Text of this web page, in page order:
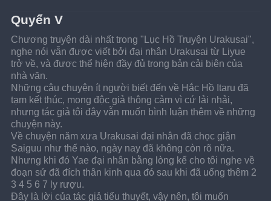
Quyển V
Chương truyện dài nhất trong "Lục Hồ Truyện Urakusai",
nghe nói vẫn được viết bởi đại nhân Urakusai từ Liyue
trở về, và được thể hiện đầy đủ trong bản cải biên của
nhà văn.
Những câu chuyện ít người biết đến về Hắc Hồ Itaru đã
tạm kết thúc, mong độc giả thông cảm vì cứ lải nhải,
nhưng tác giả tôi đây vẫn muốn bình luận thêm về những
chuyện này.
Về chuyện năm xưa Urakusai đại nhân đã chọc giận
Saiguu như thế nào, ngày nay đã không còn rõ nữa.
Nhưng khi đó Yae đại nhân bằng lòng kể cho tôi nghe về
đoạn sử đã đích thân kinh qua đó sau khi đã uống thêm 2
3 4 5 6 7 ly rượu.
Đây là lời của tác giả tiểu thuyết, vậy nên, tôi muốn